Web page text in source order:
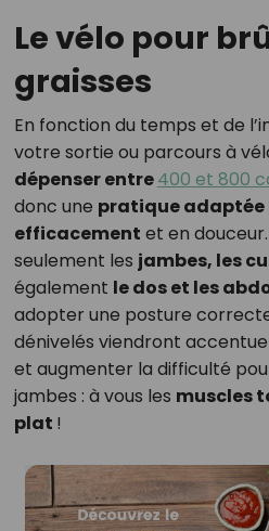
Le vélo pour
graisses
En fonction du temps et de
votre sortie ou parcours à
dépenser entre400 et 800
donc une pratique
efficacement et en
seulement les jambes, les
également le dos et les
adopter une posture
dénivelés viendront
et augmenter la difficulté
jambes : à vous les muscles
plat !